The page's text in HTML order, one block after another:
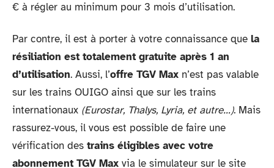
€ à régler au minimum pour 3 mois d’utilisation.
Par contre, il est à porter à votre connaissance que la
résiliation est totalement gratuite après 1 an
d’utilisation. Aussi, l’offre TGV Max n’est pas valable
sur les trains OUIGO ainsi que sur les trains
internationaux (Eurostar, Thalys, Lyria, et autre…). Mais
rassurez-vous, il vous est possible de faire une
vérification des trains éligibles avec votre
abonnement TGV Max via le simulateur sur le site